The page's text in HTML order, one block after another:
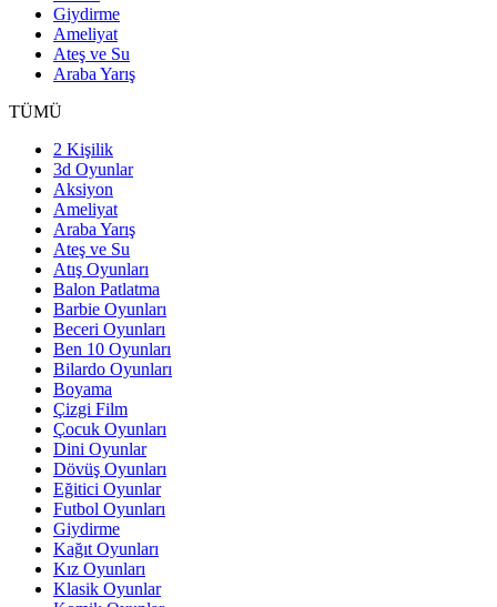
Giydirme
Ameliyat
Ateş ve Su
Araba Yarış
TÜMÜ
2 Kişilik
3d Oyunlar
Aksiyon
Ameliyat
Araba Yarış
Ateş ve Su
Atış Oyunları
Balon Patlatma
Barbie Oyunları
Beceri Oyunları
Ben 10 Oyunları
Bilardo Oyunları
Boyama
Çizgi Film
Çocuk Oyunları
Dini Oyunlar
Dövüş Oyunları
Eğitici Oyunlar
Futbol Oyunları
Giydirme
Kağıt Oyunları
Kız Oyunları
Klasik Oyunlar